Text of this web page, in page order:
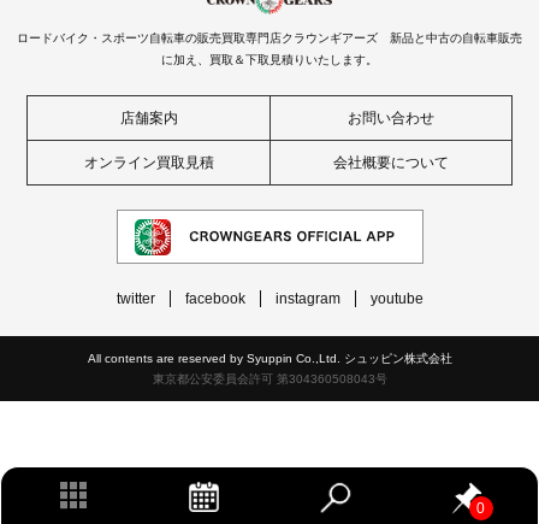
0
ロードバイク・スポーツ自転車の販売買取専門店クラウンギアーズ 新品と中古の自転車販売
に加え、買取＆下取見積りいたします。
店舗案内 お問い合わせ
オンライン買取見積 会社概要について
twitter facebook instagram youtube
All contents are reserved by Syuppin Co.,Ltd. シュッピン株式会社
東京都公安委員会許可 第304360508043号